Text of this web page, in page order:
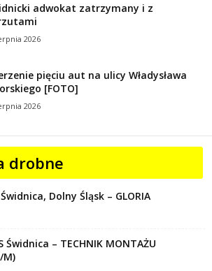
adwokat zatrzymany i z
2026
pięciu aut na ulicy Władysława
[FOTO]
2026
drobne
Dolny Śląsk – GLORIA
– TECHNIK MONTAŻU
M)